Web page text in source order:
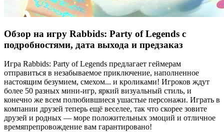
Обзор на игру Rabbids: Party of Legends с
подробностями, дата выхода и предзаказ
Игра Rabbids: Party of Legends предлагает геймерам
отправиться в незабываемое приключение, наполненное
настоящим безумием, смехом... и кроликами! Игроков ждут
более 50 разных мини-игр, яркий визуальный стиль, и
конечно же всем полюбившиеся ушастые персонажи. Играть в
компании друзей теперь ещё веселее, так что скорее зовите
друзей и родных — море положительных эмоций и отличное
времяпрепровождение вам гарантировано!